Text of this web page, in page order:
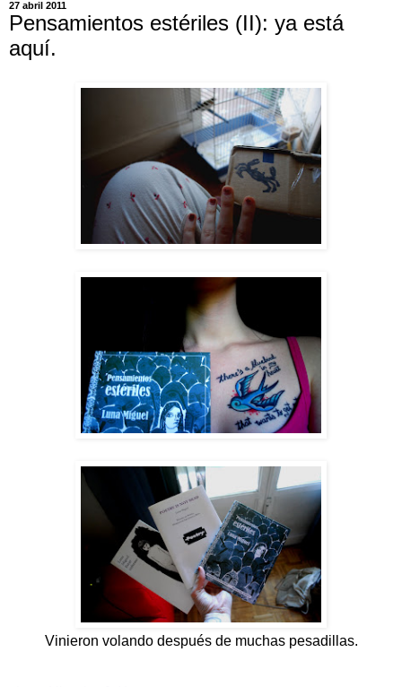
27 abril 2011
Pensamientos estériles (II): ya está
aquí.
Vinieron volando después de muchas pesadillas.